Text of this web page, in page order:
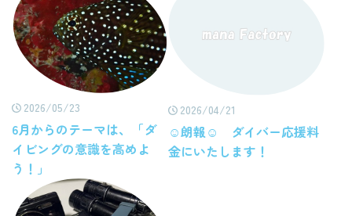
2026/05/23
6月からのテーマは、「ダ
イビングの意識を高めよ
う！」
2026/04/21
☺朗報☺ ダイバー応援料
金にいたします！